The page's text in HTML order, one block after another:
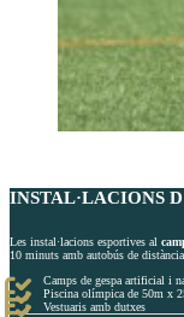
INSTAL·LACIONS
Les instal·lacions esportives al
10 minuts amb autobús de
Camps de gespa artificial i
Piscina olímpica de 50m x
Vestuaris amb dutxes